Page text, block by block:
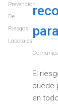
Prevención
De
Riesgos
Laborales
El
puede
en